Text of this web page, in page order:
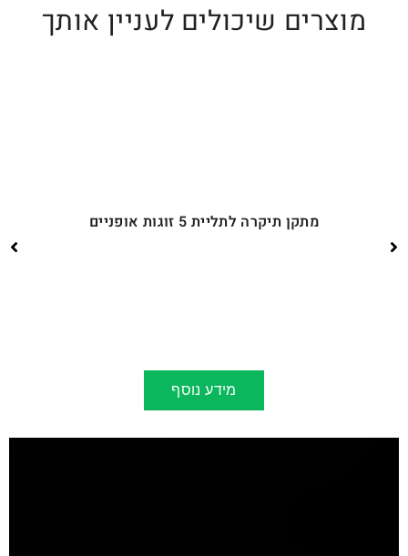
מוצרים שיכולים לעניין אותך
מתקן תיקרה לתליית 5 זוגות אופניים
מידע נוסף